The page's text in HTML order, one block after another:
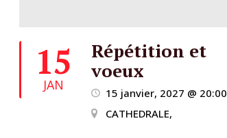
15
JAN
Répétition et
voeux
15 janvier, 2027 @ 20:00
CATHEDRALE,